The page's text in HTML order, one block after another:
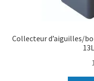
Collecteur d’aiguilles/